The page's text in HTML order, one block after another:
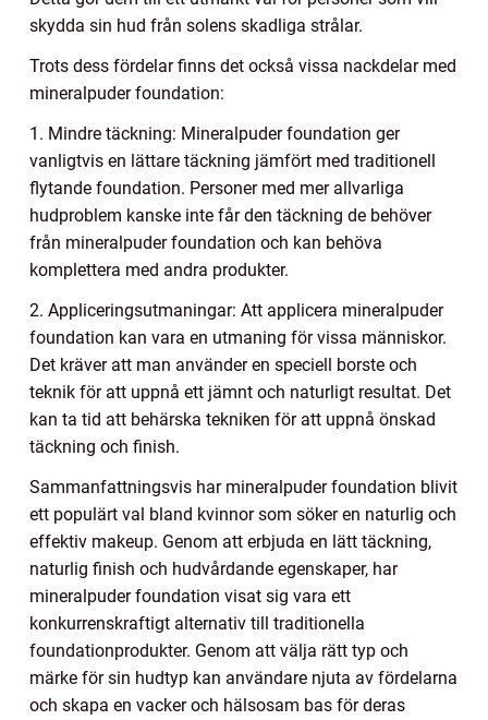
skydda sin hud från solens skadliga strålar.
Trots dess fördelar finns det också vissa nackdelar med
mineralpuder foundation:
1. Mindre täckning: Mineralpuder foundation ger
vanligtvis en lättare täckning jämfört med traditionell
flytande foundation. Personer med mer allvarliga
hudproblem kanske inte får den täckning de behöver
från mineralpuder foundation och kan behöva
komplettera med andra produkter.
2. Appliceringsutmaningar: Att applicera mineralpuder
foundation kan vara en utmaning för vissa människor.
Det kräver att man använder en speciell borste och
teknik för att uppnå ett jämnt och naturligt resultat. Det
kan ta tid att behärska tekniken för att uppnå önskad
täckning och finish.
Sammanfattningsvis har mineralpuder foundation blivit
ett populärt val bland kvinnor som söker en naturlig och
effektiv makeup. Genom att erbjuda en lätt täckning,
naturlig finish och hudvårdande egenskaper, har
mineralpuder foundation visat sig vara ett
konkurrenskraftigt alternativ till traditionella
foundationprodukter. Genom att välja rätt typ och
märke för sin hudtyp kan användare njuta av fördelarna
och skapa en vacker och hälsosam bas för deras